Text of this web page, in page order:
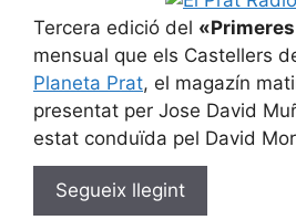
Tercera edició del
mensual que els Castellers
Planeta Prat, el magazín
presentat per Jose David
estat conduïda pel David
Segueix llegint